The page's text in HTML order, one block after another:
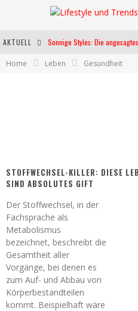
AKTUELL
Home Leben Gesundheit
STOFFWECHSEL-KILLER: DIESE
SIND ABSOLUTES GIFT
Der Stoffwechsel, in der
Fachsprache als
Metabolismus
bezeichnet, beschreibt die
Gesamtheit aller
Vorgänge, bei denen es
zum Auf- und Abbau von
Körperbestandteilen
kommt. Beispielhaft wäre